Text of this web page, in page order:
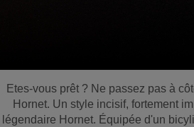
Etes-vous prêt ? Ne passez pas à
Hornet. Un style incisif, fortement
légendaire Hornet. Équipée d'un